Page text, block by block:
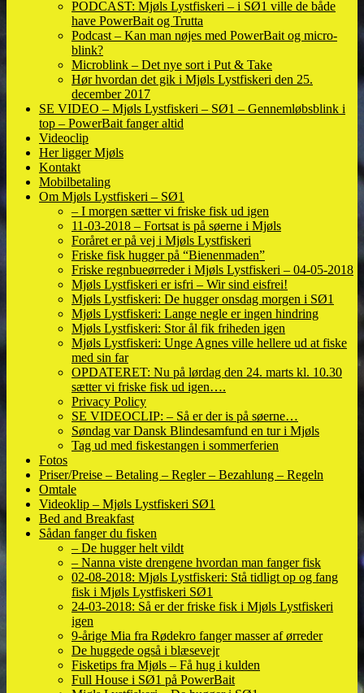
PODCAST: Mjøls Lystfiskeri – i SØ1 ville de både
have PowerBait og Trutta
Podcast – Kan man nøjes med PowerBait og micro-
blink?
Microblink – Det nye sort i Put & Take
Hør hvordan det gik i Mjøls Lystfiskeri den 25.
december 2017
SE VIDEO – Mjøls Lystfiskeri – SØ1 – Gennemløbsblink i
top – PowerBait fanger altid
Videoclip
Her ligger Mjøls
Kontakt
Mobilbetaling
Om Mjøls Lystfiskeri – SØ1
– I morgen sætter vi friske fisk ud igen
11-03-2018 – Fortsat is på søerne i Mjøls
Foråret er på vej i Mjøls Lystfiskeri
Friske fisk hugger på “Bienenmaden”
Friske regnbueørreder i Mjøls Lystfiskeri – 04-05-2018
Mjøls Lystfiskeri er isfri – Wir sind eisfrei!
Mjøls Lystfiskeri: De hugger onsdag morgen i SØ1
Mjøls Lystfiskeri: Lange negle er ingen hindring
Mjøls Lystfiskeri: Stor ål fik friheden igen
Mjøls Lystfiskeri: Unge Agnes ville hellere ud at fiske
med sin far
OPDATERET: Nu på lørdag den 24. marts kl. 10.30
sætter vi friske fisk ud igen….
Privacy Policy
SE VIDEOCLIP: – Så er der is på søerne…
Søndag var Dansk Blindesamfund en tur i Mjøls
Tag ud med fiskestangen i sommerferien
Fotos
Priser/Preise – Betaling – Regler – Bezahlung – Regeln
Omtale
Videoklip – Mjøls Lystfiskeri SØ1
Bed and Breakfast
Sådan fanger du fisken
– De hugger helt vildt
– Nanna viste drengene hvordan man fanger fisk
02-08-2018: Mjøls Lystfiskeri: Stå tidligt op og fang
fisk i Mjøls Lystfiskeri SØ1
24-03-2018: Så er der friske fisk i Mjøls Lystfiskeri
igen
9-årige Mia fra Rødekro fanger masser af ørreder
De huggede også i blæsevejr
Fisketips fra Mjøls – Få hug i kulden
Full House i SØ1 på PowerBait